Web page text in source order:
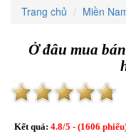
Trang chủ Miền
Ở đâu mua
Kết quả: 4.8/5 - (1606